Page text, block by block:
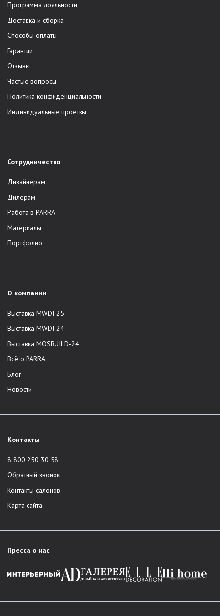
Программа лояльности
Доставка и сборка
Способы оплаты
Гарантии
Отзывы
Частые вопросы
Политика конфиденциальности
Индивидуальные проеткы
Сотрудничество
Дизайнерам
Дилерам
Работа в PARRA
Материалы
Портфолио
О компании
Выставка MWDI-25
Выставка MWDI-24
Выставка MOSBUILD-24
Всё о PARRA
Блог
Новости
Контакты
8 800 250 30 58
Обратный звонок
Контакты салонов
Карта сайта
Пресса о нас